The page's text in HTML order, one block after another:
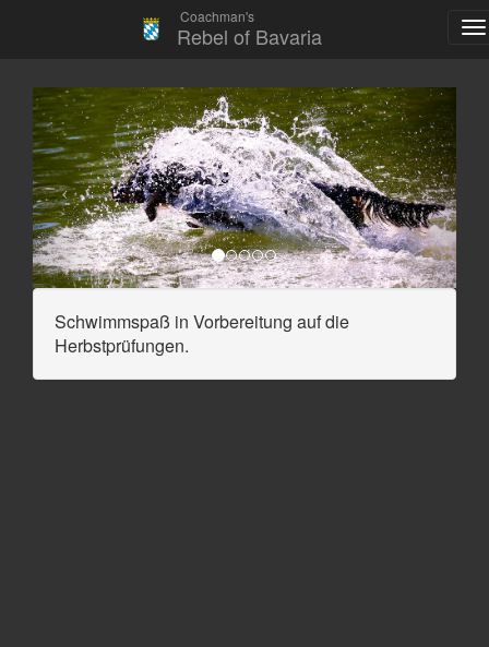
Coachman's Rebel of BavariaCoachman's
Rebel of Bavaria
Schwimmspaß in Vorbereitung auf die
Herbstprüfungen.